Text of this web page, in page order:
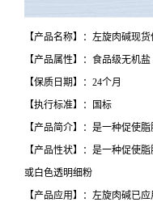
【产品名称】：左旋肉碱现
【产品属性】：食品级无机盐
【保质日期】：24个月
【执行标准】：国标
【产品简介】：是一种促使
【产品性状】：是一种促使
或白色透明细粉
【产品应用】：左旋肉碱已